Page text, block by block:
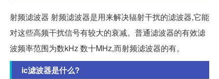
射频滤波器 射频滤波器是用来解决辐射干扰的滤波器,它能
对这些高频干扰信号有较大的衰减。普通滤波器的有效滤
波频率范围为数kHz 数十MHz,而射频滤波器的有。
ic滤波器是什么?